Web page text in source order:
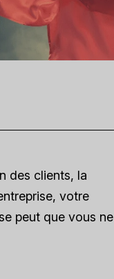
des clients, la
votre
peut que vous ne